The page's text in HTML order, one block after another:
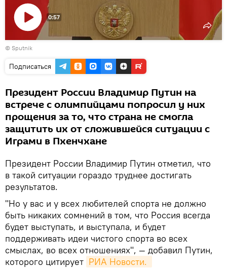
Воспроизвести
видео
0:57
© Sputnik
Подписаться
Президент России Владимир Путин на
встрече с олимпийцами попросил у них
прощения за то, что страна не смогла
защитить их от сложившейся ситуации с
Играми в Пхенчхане
Президент России Владимир Путин отметил, что
в такой ситуации гораздо труднее достигать
результатов.
"Но у вас и у всех любителей спорта не должно
быть никаких сомнений в том, что Россия всегда
будет выступать, и выступала, и будет
поддерживать идеи чистого спорта во всех
смыслах, во всех отношениях", — добавил Путин,
которого цитирует РИА Новости.